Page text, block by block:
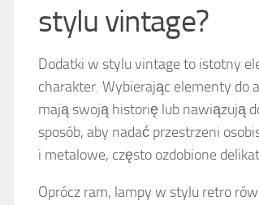
stylu vintage?
Dodatki w stylu vintage to istotny
charakter. Wybierając elementy do
mają swoją historię lub nawiązują
sposób, aby nadać przestrzeni
i metalowe, często ozdobione
Oprócz ram, lampy w stylu retro